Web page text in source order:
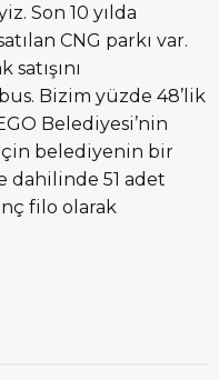
Son 10 yılda
CNG parkı var.
Bizim yüzde 48’lik
Belediyesi’nin
belediyenin bir
dahilinde 51 adet
filo olarak